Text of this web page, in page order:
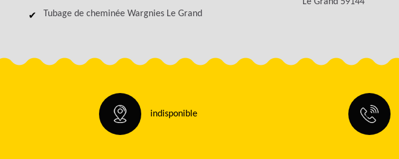
Tubage de cheminée Wargnies Le Grand
indisponible